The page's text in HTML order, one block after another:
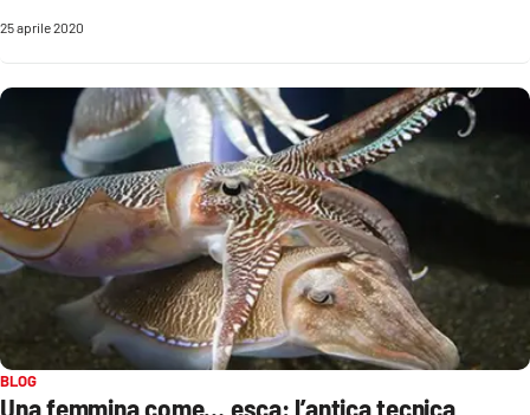
25 aprile 2020
BLOG
Una femmina come… esca: l’antica tecnica